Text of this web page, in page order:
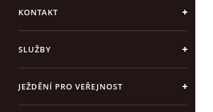
KONTAKT
SLUŽBY
JEŽDĚNÍ PRO VEŘEJNOST